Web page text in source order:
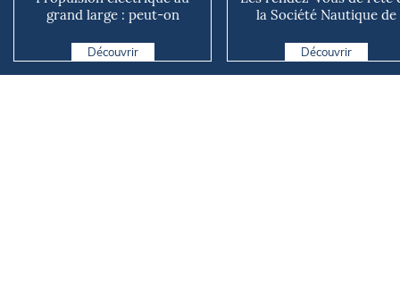
grand large : peut-on
Découvrir
la Société Nautique de
Découvrir